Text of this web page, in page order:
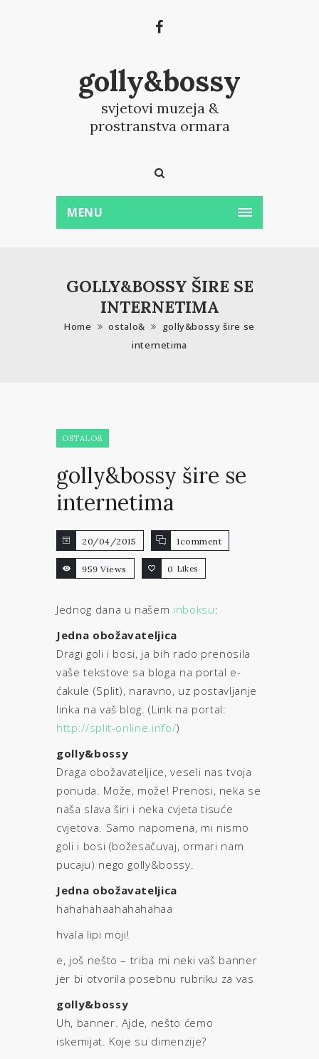
golly&bossy
svjetovi muzeja &
prostranstva ormara
MENU
GOLLY&BOSSY ŠIRE SE
INTERNETIMA
Home ostalo&
golly&bossy šire se
internetima
OSTALO&
golly&bossy šire se
internetima
20/04/2015 1comment
959 Views 0 Likes
Jednog dana u našem inboksu:
Jedna obožavateljica
Dragi goli i bosi, ja bih rado prenosila
vaše tekstove sa bloga na portal e-
ćakule (Split), naravno, uz postavljanje
linka na vaš blog. (Link na portal:
http://split-online.info/)
golly&bossy
Draga obožavateljice, veseli nas tvoja
ponuda. Može, može! Prenosi, neka se
naša slava širi i neka cvjeta tisuće
cvjetova. Samo napomena, mi nismo
goli i bosi (božesačuvaj, ormari nam
pucaju) nego golly&bossy.
Jedna obožavateljica
hahahahaahahahahaa
hvala lipi moji!
e, još nešto – triba mi neki vaš banner
jer bi otvorila posebnu rubriku za vas
golly&bossy
Uh, banner. Ajde, nešto ćemo
iskemijat. Koje su dimenzije?